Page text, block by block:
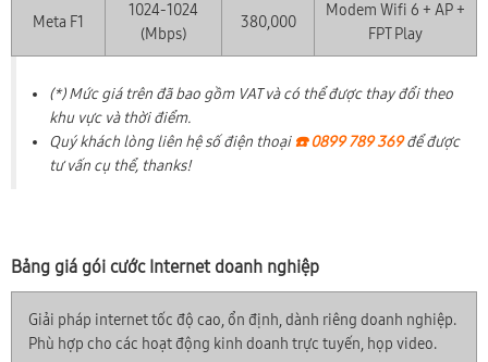
Meta F1
1024-1024
(Mbps)
380,000
Modem Wifi 6 + AP +
FPT Play
(*) Mức giá trên đã bao gồm VAT và có thể được thay đổi theo
khu vực và thời điểm.
Quý khách lòng liên hệ số điện thoại☎️ 0899 789 369để được
tư vấn cụ thể, thanks!
Bảng giá gói cước Internet doanh nghiệp
Giải pháp internet tốc độ cao, ổn định, dành riêng doanh nghiệp.
Phù hợp cho các hoạt động kinh doanh trực tuyến, họp video.